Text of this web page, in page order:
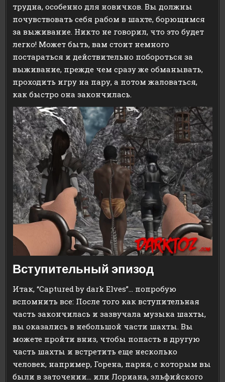
трудна, особенно для новичков. Вы должны
почувствовать себя рабом в шахте, борющимся
за выживание. Никто не говорил, что это будет
легко! Может быть, вам стоит немного
постараться и действительно побороться за
выживание, прежде чем сразу же обманывать,
проходить игру на пару, а потом жаловаться,
как быстро она закончилась.
Вступительный эпизод
Итак, “Captured by dark Elves”… попробую
вспомнить все: После того как вступительная
часть закончилась и зазвучала музыка шахты,
вы оказались в небольшой части шахты. Вы
можете пройти вниз, чтобы попасть в другую
часть шахты и встретить еще несколько
человек, например, Горена, парня, с которым вы
были в заточении… или Лориана, эльфийского